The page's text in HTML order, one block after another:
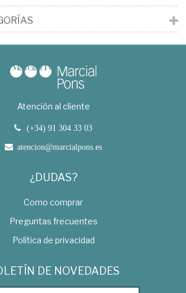
Atención al cliente
(+34) 91 304 33 03
atencion@marcialpons.es
¿DUDAS?
Como comprar
Preguntas frecuentes
Política de privacidad
DE NOVEDADES